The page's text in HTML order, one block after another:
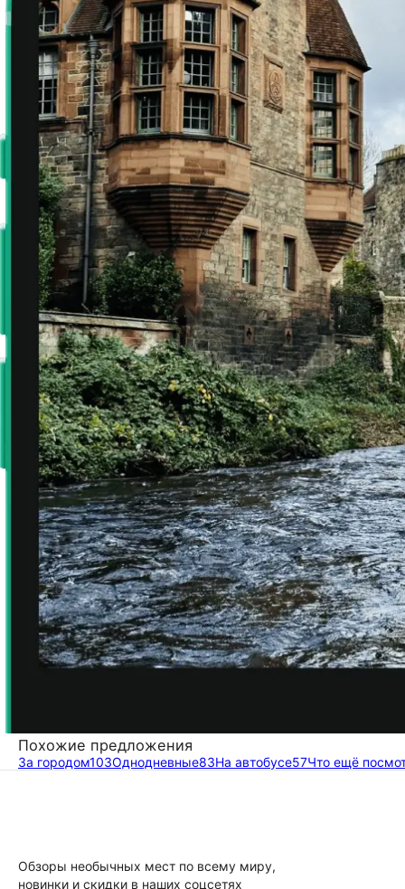
Похожие предложения
За городом103Однодневные83На автобусе57Что ещё
Обзоры необычных мест по всему миру,
новинки и скидки в наших соцсетях